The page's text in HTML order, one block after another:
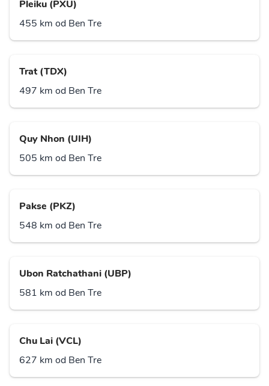
Pleiku (PXU)
455 km od Ben Tre
Trat (TDX)
497 km od Ben Tre
Quy Nhon (UIH)
505 km od Ben Tre
Pakse (PKZ)
548 km od Ben Tre
Ubon Ratchathani (UBP)
581 km od Ben Tre
Chu Lai (VCL)
627 km od Ben Tre